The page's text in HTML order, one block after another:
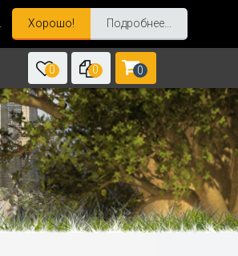
Хорошо! Подробнее...
0 0 0